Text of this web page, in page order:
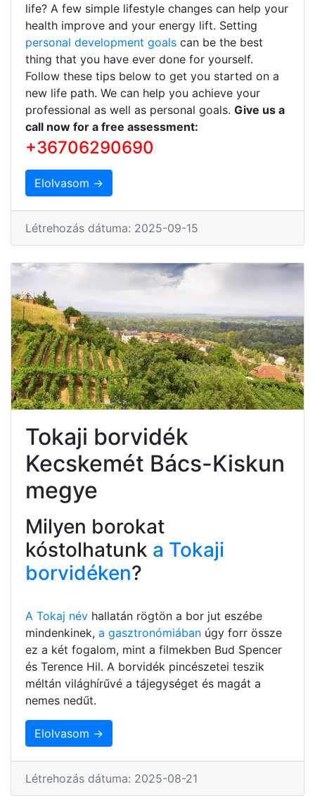
life? A few simple lifestyle changes can help your
health improve and your energy lift. Setting
personal development goals can be the best
thing that you have ever done for yourself.
Follow these tips below to get you started on a
new life path. We can help you achieve your
professional as well as personal goals. Give us a
call now for a free assessment:
+36706290690
Elolvasom →
Létrehozás dátuma: 2025-09-15
Tokaji borvidék
Kecskemét Bács-Kiskun
megye
Milyen borokat
kóstolhatunk a Tokaji
borvidéken?
A Tokaj név hallatán rögtön a bor jut eszébe
mindenkinek, a gasztronómiában úgy forr össze
ez a két fogalom, mint a filmekben Bud Spencer
és Terence Hil. A borvidék pincészetei teszik
méltán világhírűvé a tájegységet és magát a
nemes nedűt.
Elolvasom →
Létrehozás dátuma: 2025-08-21